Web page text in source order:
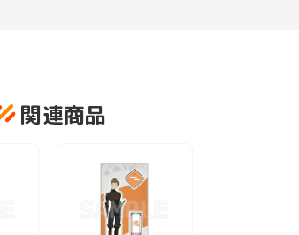
関連商品